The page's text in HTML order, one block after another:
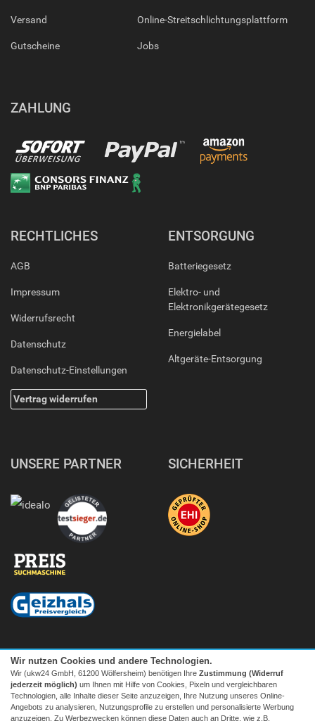
Versand
Gutscheine
Online-Streitschlichtungsplattform
Jobs
ZAHLUNG
RECHTLICHES
AGB
Impressum
Widerrufsrecht
Datenschutz
Datenschutz-Einstellungen
Vertrag widerrufen
ENTSORGUNG
Batteriegesetz
Elektro- und
Elektronikgerätegesetz
Energielabel
Altgeräte-Entsorgung
UNSERE PARTNER SICHERHEIT
Wir nutzen Cookies und andere Technologien.
Wir (ukw24 GmbH, 61200 Wölfersheim) benötigen Ihre Zustimmung (Widerruf
jederzeit möglich) um Ihnen mit Hilfe von Cookies, Pixeln und vergleichbaren
Technologien, alle Inhalte dieser Seite anzuzeigen, Ihre Nutzung unseres Online-
Angebots zu analysieren, Nutzungsprofile zu erstellen und personalisierte Werbung
anzuzeigen. Zu Werbezwecken können diese Daten auch an Dritte, wie z.B.